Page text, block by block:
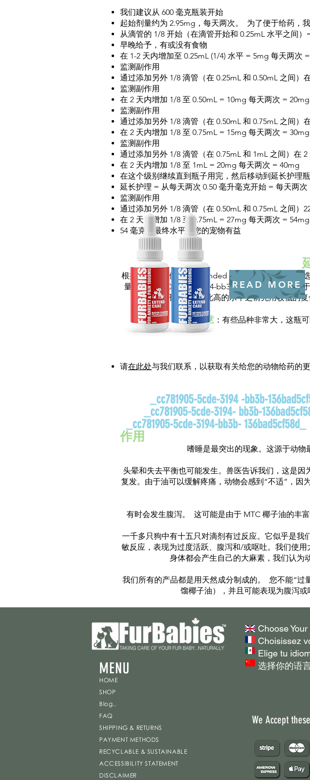
我们建议从 600 毫克瓶装开始
起始剂量约为 2.95mg，每天两次。 为了便于给药，
从滴管的 1/8 开始（在滴管开始和 0.25mL 水平之间
早晚给予，有或没有食物
在 1-2 天内增加至 0.25mL (1/4) 水平 = 5mg 每天两次
监测副作用
通过添加另外 1/8 滴管（在 0.25mL 和 0.50mL 之间
监测副作用
在 2 天内增加 1/8 至 0.50mL = 10mg 每天两次 = 20mg
监测副作用
通过添加另外 1/8 滴管（在 0.50mL 和 0.75mL 之间
在 2 天内增加 1/8 至 0.75mL = 15mg 每天两次 = 30mg
监测副作用
通过添加另外 1/8 滴管（在 0.75mL 和 1mL 之间）在
在 2 天内增加 1/8 至 1mL = 20mg 每天两次 = 40mg
在这个级别继续直到瓶子用完，然后移动到延长护理瓶
延长护理 = 从每天两次 0.50 毫升毫克开始 = 每天两次
监测副作用
通过添加另外 1/8 滴管（在 0.50mL 和 0.75mL 之间）
在 2 天内增加 1/8 至 0.75mL = 27mg 每天两次 =
54 毫克的最终水平对您的宠物有益
根据您动物的体重，Extended Care 可能是您的最佳
量。_cc781905-5cde-3194-bb3b -136bad5cf58d_ 由
您在开始使用如此高的水平之前先用较低的
注意：有些品种非常大，这瓶
请在此处与我们联系，以获取有关给您的动物给药的更
_cc781905-5cde-3194 -bb3b-
_cc781905-5cde-3194- bb3b-
_cc781905-5cde-3194-bb3b-
作用
嗜睡是最突出的现象。这源于动
头晕和失去平衡也可能发生。兽医告诉我们，这是
复发。由于油可以缓解疼痛，动物会感到“不适”，
有时会发生腹泻。 这可能是由于 MTC 椰子油的丰
一千多只狗中有十五只对滴剂有过反应。它似乎是我
敏反应，表现为过度活跃、腹泻和/或呕吐。我们使
身体都会产生自己的大麻素，我们认为
我们所有的产品都是用天然成分制成的。 您不能“过
馏椰子油），并且可能表现为腹泻
READ MORE
MENU
HOME
SHOP
Blog..
FAQ
SHIPPING & RETURNS
PAYMENT METHODS
RECYCLABLE & SUSTAINABLE
ACCESSIBILITY STATEMENT
DISCLAIMER
Choose
Choisissez
Elige tu
选择你的语
We Accept